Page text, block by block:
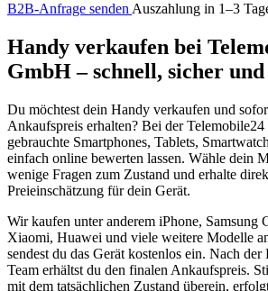
B2B-Anfrage senden Auszahlung in 1–3
Handy verkaufen bei
GmbH – schnell, sicher
Du möchtest dein Handy verkaufen und
Ankaufspreis erhalten? Bei der
gebrauchte Smartphones, Tablets,
einfach online bewerten lassen. Wähle dein
wenige Fragen zum Zustand und erhalte
Preieinschätzung für dein Gerät.
Wir kaufen unter anderem iPhone, Samsung
Xiaomi, Huawei und viele weitere Modelle
sendest du das Gerät kostenlos ein. Nach
Team erhältst du den finalen Ankaufspreis.
mit dem tatsächlichen Zustand überein,